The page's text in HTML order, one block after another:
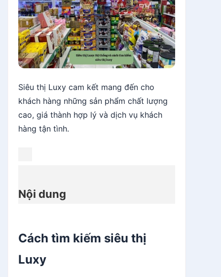
Siêu thị Luxy cam kết mang đến cho
khách hàng những sản phẩm chất lượng
cao, giá thành hợp lý và dịch vụ khách
hàng tận tình.
Nội dung
Cách tìm kiếm siêu thị
Luxy